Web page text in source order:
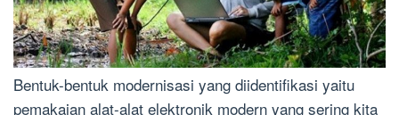
Bentuk-bentuk modernisasi yang diidentifikasi yaitu
pemakaian alat-alat elektronik modern yang sering kita